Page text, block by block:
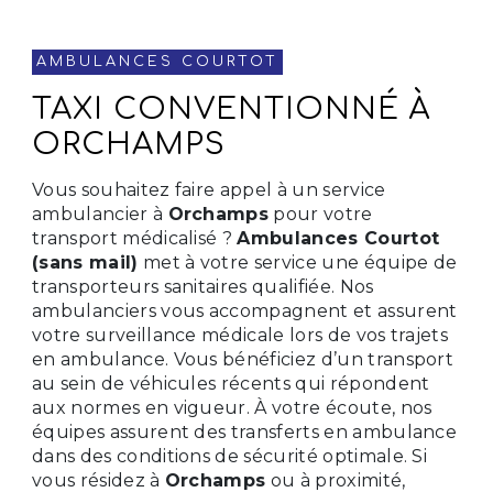
AMBULANCES COURTOT
TAXI CONVENTIONNÉ À
ORCHAMPS
Vous souhaitez faire appel à un service
ambulancier à Orchamps pour votre
transport médicalisé ?Ambulances Courtot
(sans mail) met à votre service une équipe de
transporteurs sanitaires qualifiée. Nos
ambulanciers vous accompagnent et assurent
votre surveillance médicale lors de vos trajets
en ambulance. Vous bénéficiez d’un transport
au sein de véhicules récents qui répondent
aux normes en vigueur. À votre écoute, nos
équipes assurent des transferts en ambulance
dans des conditions de sécurité optimale. Si
vous résidez à Orchamps ou à proximité,